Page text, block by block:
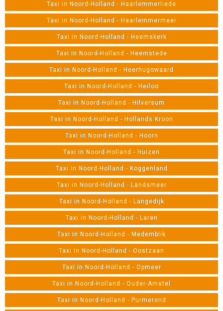
Taxi in Noord-Holland - Haarlemmerliede
Taxi in Noord-Holland - Haarlemmermeer
Taxi in Noord-Holland - Heemskerk
Taxi in Noord-Holland - Heemstede
Taxi in Noord-Holland - Heerhugowaard
Taxi in Noord-Holland - Heiloo
Taxi in Noord-Holland - Hilversum
Taxi in Noord-Holland - Hollands Kroon
Taxi in Noord-Holland - Hoorn
Taxi in Noord-Holland - Huizen
Taxi in Noord-Holland - Koggenland
Taxi in Noord-Holland - Landsmeer
Taxi in Noord-Holland - Langedijk
Taxi in Noord-Holland - Laren
Taxi in Noord-Holland - Medemblik
Taxi in Noord-Holland - Oostzaan
Taxi in Noord-Holland - Opmeer
Taxi in Noord-Holland - Ouder-Amstel
Taxi in Noord-Holland - Purmerend